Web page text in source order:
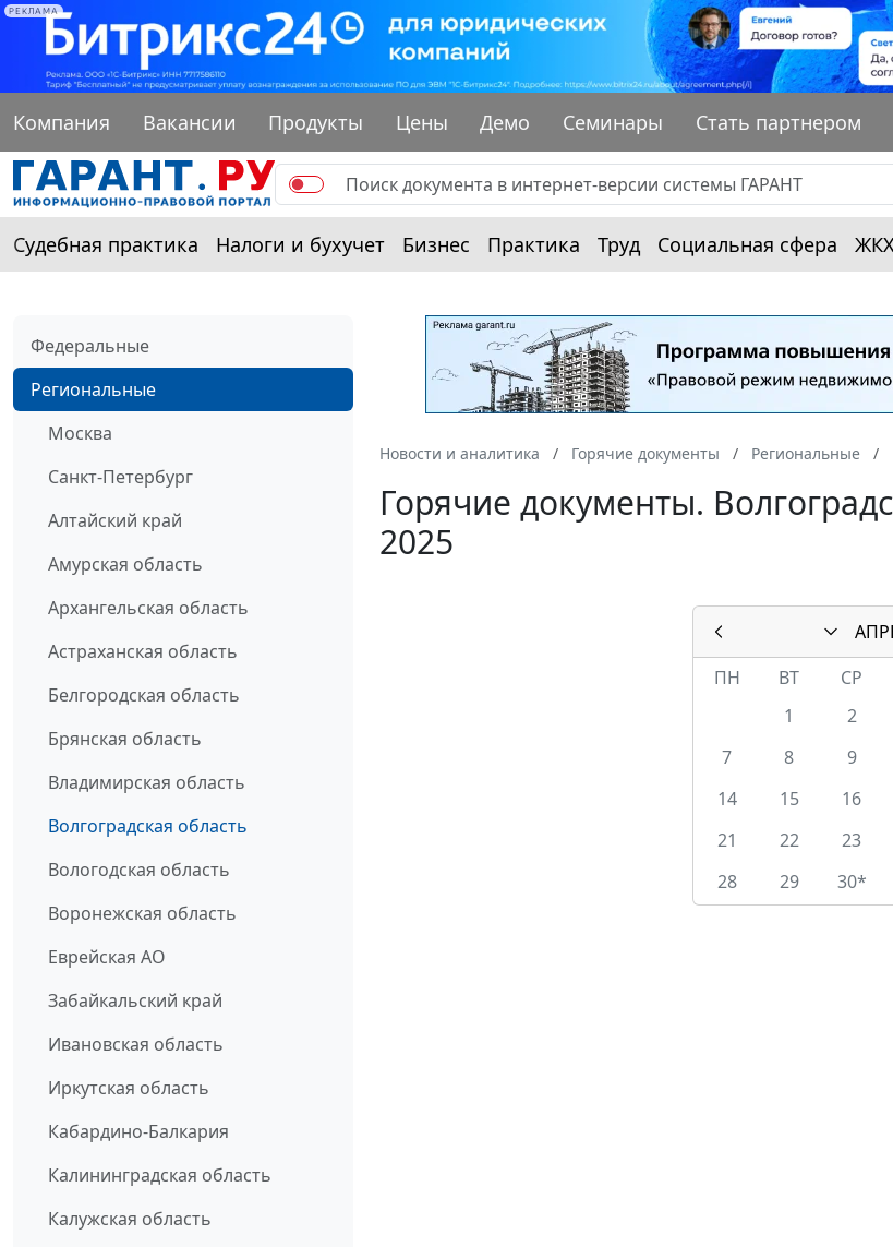
РЕКЛАМА
Компания Вакансии Продукты Цены Демо Семинары Стать партнером
Судебная практика Налоги и бухучет Бизнес Практика Труд Социальная сфера
Федеральные
Региональные
Москва
Санкт-Петербург
Алтайский край
Амурская область
Архангельская область
Астраханская область
Белгородская область
Брянская область
Владимирская область
Волгоградская область
Вологодская область
Воронежская область
Еврейская АО
Забайкальский край
Ивановская область
Иркутская область
Кабардино-Балкария
Калининградская область
Калужская область
Новости и аналитика Горячие документы Региональные
Горячие документы.
2025
ПН
ВТ СР
1
2
7
8 9
14
15 16
21
22 23
28
29 30*